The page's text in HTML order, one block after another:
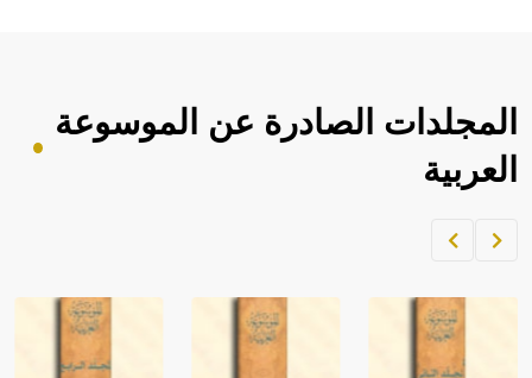
المجلدات الصادرة عن الموسوعة
العربية